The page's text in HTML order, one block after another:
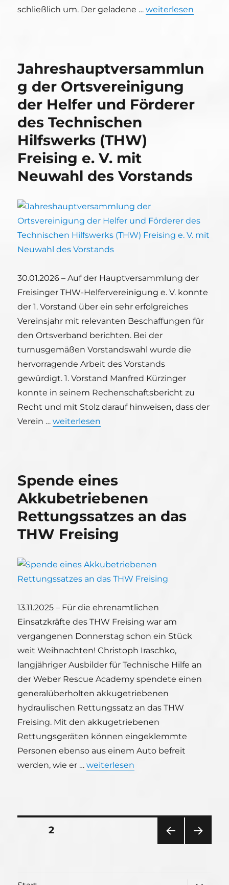
schließlich um. Der geladene …„Baggereinsatz
weiterlesen
Jahreshauptversammlun
g der Ortsvereinigung
der Helfer und Förderer
des Technischen
Hilfswerks (THW)
Freising e. V. mit
Neuwahl des Vorstands
30.01.2026 – Auf der Hauptversammlung der
Freisinger THW-Helfervereinigung e. V. konnte
der 1. Vorstand über ein sehr erfolgreiches
Vereinsjahr mit relevanten Beschaffungen für
den Ortsverband berichten. Bei der
turnusgemäßen Vorstandswahl wurde die
hervorragende Arbeit des Vorstands
gewürdigt. 1. Vorstand Manfred Kürzinger
konnte in seinem Rechenschaftsbericht zu
Recht und mit Stolz darauf hinweisen, dass der
Verein …„Jahreshauptversammlung der
weiterlesen
Spende eines
Akkubetriebenen
Rettungssatzes an das
THW Freising
13.11.2025 – Für die ehrenamtlichen
Einsatzkräfte des THW Freising war am
vergangenen Donnerstag schon ein Stück
weit Weihnachten! Christoph Iraschko,
langjähriger Ausbilder für Technische Hilfe an
der Weber Rescue Academy spendete einen
generalüberholten akkugetriebenen
hydraulischen Rettungssatz an das THW
Freising. Mit den akkugetriebenen
Rettungsgeräten können eingeklemmte
Personen ebenso aus einem Auto befreit
werden, wie er …„Spende eines Akkubetriebenen
weiterlesen
Seitennummerierung
Beiträge
SEITE2
E